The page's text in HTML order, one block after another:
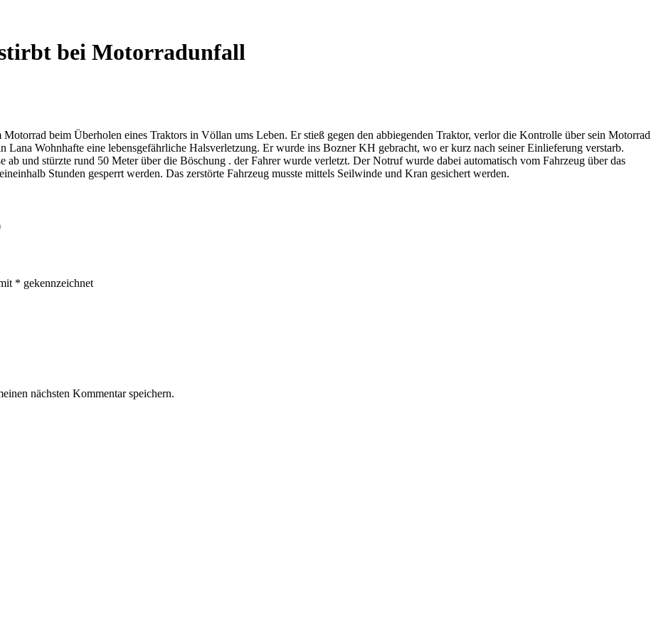
bei Motorradunfall
beim Überholen eines Traktors in Völlan ums Leben. Er stieß gegen den abbiegenden Traktor, verlor die Kontrolle über sein Motorrad
Wohnhafte eine lebensgefährliche Halsverletzung. Er wurde ins Bozner KH gebracht, wo er kurz nach seiner Einlieferung verstarb.
ab und stürzte rund 50 Meter über die Böschung . der Fahrer wurde verletzt. Der Notruf wurde dabei automatisch vom Fahrzeug über das
Stunden gesperrt werden. Das zerstörte Fahrzeug musste mittels Seilwinde und Kran gesichert werden.
* gekennzeichnet
nächsten Kommentar speichern.